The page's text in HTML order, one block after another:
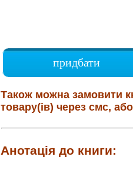
придбати
Також можна замовити
товару(ів) через смс,
Анотація до книги: